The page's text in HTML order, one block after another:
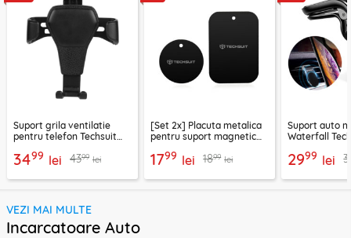
Suport grila ventilatie
pentru telefon Techsuit
3499 lei 4399 lei
[Set 2x] Placuta metalica
pentru suport magnetic
negru
1799 lei 1899 lei
Suport auto
Waterfall
2999 lei
VEZI MAI MULTE
Incarcatoare Auto